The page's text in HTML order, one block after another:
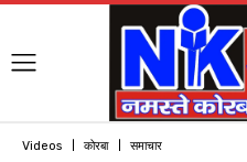
Videos कोरबा समाचार